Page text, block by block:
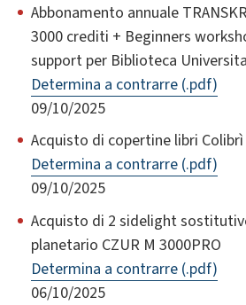
Abbonamento annuale
3000 crediti + Beginners
support per Biblioteca
Determina a contrarre (.pdf)
09/10/2025
Acquisto di copertine libri Colibrì
Determina a contrarre (.pdf)
09/10/2025
Acquisto di 2 sidelight
planetario CZUR M 3000PRO
Determina a contrarre (.pdf)
06/10/2025